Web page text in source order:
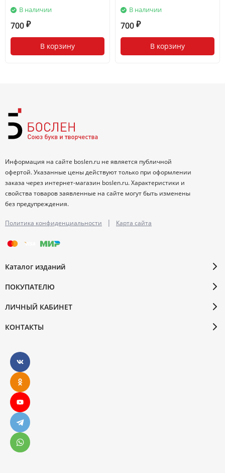
В наличии
700 ₽
В корзину
В наличии
700 ₽
В корзину
Информация на сайте boslen.ru не является публичной
офертой. Указанные цены действуют только при оформлении
заказа через интернет-магазин boslen.ru. Характеристики и
свойства товаров заявленные на сайте могут быть изменены
без предупреждения.
Политика конфиденциальности | Карта сайта
Каталог изданий
ПОКУПАТЕЛЮ
ЛИЧНЫЙ КАБИНЕТ
КОНТАКТЫ